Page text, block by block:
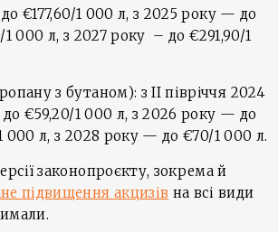
€177,60/1 000 л, з 2025 року — до
000 л, з 2027 року – до €291,90/1
з бутаном): з II півріччя 2024
€59,20/1 000 л, з 2026 року — до
000 л, з 2028 року — до €70/1 000 л.
законопроєкту, зокрема й
підвищення акцизів на всі види